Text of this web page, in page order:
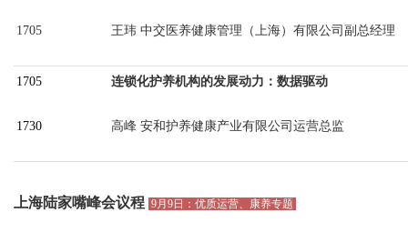
1705 王玮 中交医养健康管理（上海）有限公司副总经理
1705
1730
连锁化护养机构的发展动力：数据驱动
高峰 安和护养健康产业有限公司运营总监
上海陆家嘴峰会议程 9月9日：优质运营、康养专题